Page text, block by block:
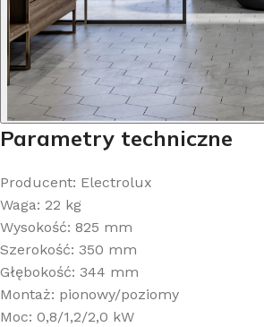
Parametry techniczne
Producent: Electrolux
Waga: 22 kg
Wysokość: 825 mm
Szerokość: 350 mm
Głębokość: 344 mm
Montaż: pionowy/poziomy
Moc: 0,8/1,2/2,0 kW